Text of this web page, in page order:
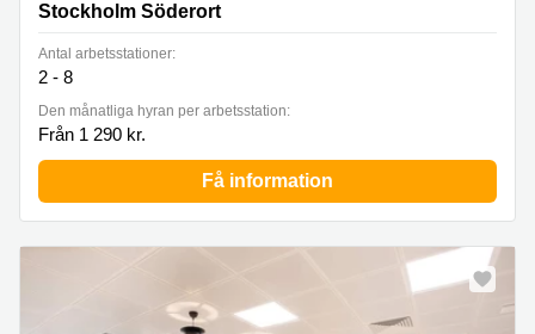
Stockholm Söderort
Antal arbetsstationer:
2 - 8
Den månatliga hyran per arbetsstation:
Från 1 290 kr.
Få information